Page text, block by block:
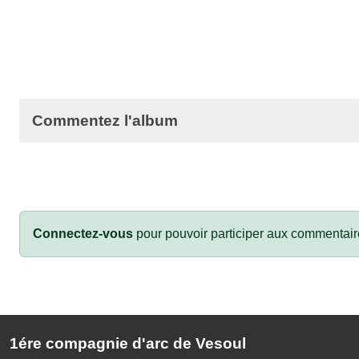
Commentez l'album
Connectez-vous pour pouvoir participer aux
1ére compagnie d'arc de Vesoul